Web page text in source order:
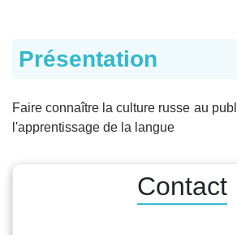
Présentation
Faire connaître la culture russe au
l'apprentissage de la langue
Contact